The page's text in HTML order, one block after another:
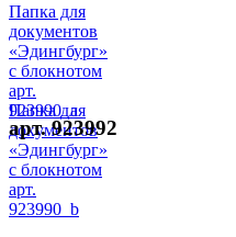
Папка для
документов
«Эдингбург»
с блокнотом
арт.
923990_a
Папка для
документов
«Эдингбург»
с блокнотом
арт.
923990_b
арт. 923992